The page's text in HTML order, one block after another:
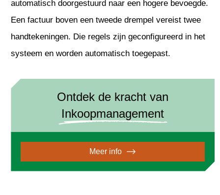
automatisch doorgestuurd naar een hogere bevoegde.
Een factuur boven een tweede drempel vereist twee
handtekeningen. Die regels zijn geconfigureerd in het
systeem en worden automatisch toegepast.
Ontdek de kracht van
Inkoopmanagement
Meer info